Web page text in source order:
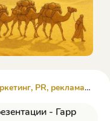
PR, реклама»
- Гарр